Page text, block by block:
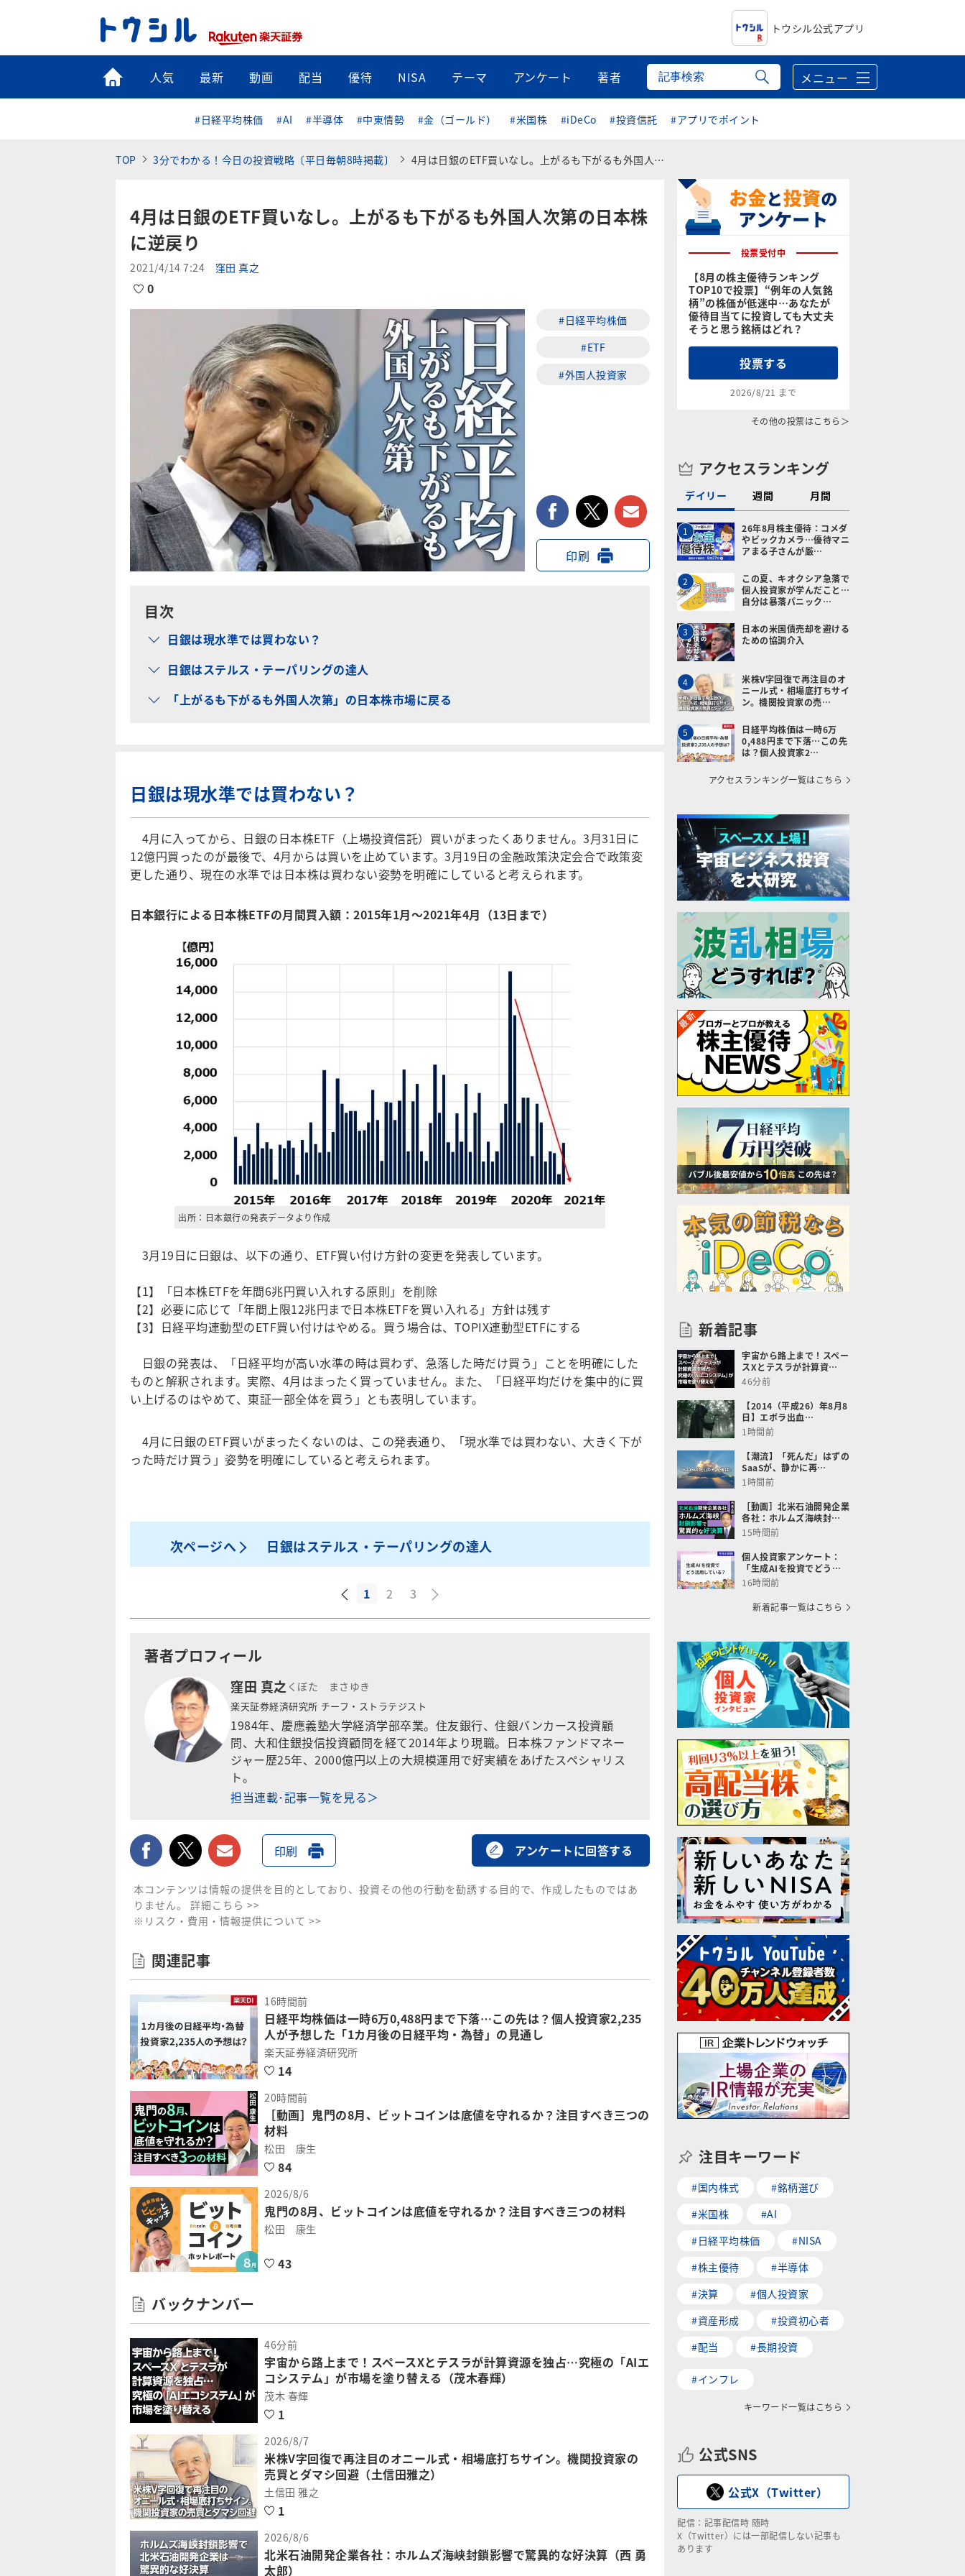
トウシル公式アプリ
トップ
人気 最新 動画 配当 優待 NISA テーマ アンケート 著者 メニュー
#日経平均株価 #AI #半導体 #中東情勢 #金（ゴールド） #米国株 #iDeCo #投資信託 #アプリでポイント
TOP 3分でわかる！今日の投資戦略〔平日毎朝8時掲載〕 4月は日銀のETF買いなし。上がるも下がるも外国人次第の日本株に逆戻り
4月は日銀のETF買いなし。上がるも下がるも外国人次第の日本株
に逆戻り
2021/4/14 7:24 窪田 真之
0
#日経平均株価
#ETF
#外国人投資家
facebooktwitter メールで送る
印刷
目次
日銀は現水準では買わない？
日銀はステルス・テーパリングの達人
「上がるも下がるも外国人次第」の日本株市場に戻る
日銀は現水準では買わない？
4月に入ってから、日銀の日本株ETF（上場投資信託）買いがまったくありません。3月31日に
12億円買ったのが最後で、4月からは買いを止めています。3月19日の金融政策決定会合で政策変
更した通り、現在の水準では日本株は買わない姿勢を明確にしていると考えられます。
日本銀行による日本株ETFの月間買入額：2015年1月～2021年4月（13日まで）
出所：日本銀行の発表データより作成
3月19日に日銀は、以下の通り、ETF買い付け方針の変更を発表しています。
【1】「日本株ETFを年間6兆円買い入れする原則」を削除
【2】必要に応じて「年間上限12兆円まで日本株ETFを買い入れる」方針は残す
【3】日経平均連動型のETF買い付けはやめる。買う場合は、TOPIX連動型ETFにする
日銀の発表は、「日経平均が高い水準の時は買わず、急落した時だけ買う」ことを明確にした
ものと解釈されます。実際、4月はまったく買っていません。また、「日経平均だけを集中的に買
い上げるのはやめて、東証一部全体を買う」とも表明しています。
4月に日銀のETF買いがまったくないのは、この発表通り、「現水準では買わない、大きく下が
った時だけ買う」姿勢を明確にしていると考えられます。
次ページへ 日銀はステルス・テーパリングの達人
1 2 3
著者プロフィール
窪田 真之 くぼた まさゆき
楽天証券経済研究所 チーフ・ストラテジスト
1984年、慶應義塾大学経済学部卒業。住友銀行、住銀バンカース投資顧
問、大和住銀投信投資顧問を経て2014年より現職。日本株ファンドマネー
ジャー歴25年、2000億円以上の大規模運用で好実績をあげたスペシャリス
ト。
担当連載･記事一覧を見る＞
facebooktwitter メールで送る
印刷 アンケートに回答する
本コンテンツは情報の提供を目的としており、投資その他の行動を勧誘する目的で、作成したものではあ
りません。 詳細こちら >>
※リスク・費用・情報提供について >>
関連記事
16時間前
日経平均株価は一時6万0,488円まで下落…この先は？個人投資家2,235
人が予想した「1カ月後の日経平均・為替」の見通し
楽天証券経済研究所
14
20時間前
［動画］鬼門の8月、ビットコインは底値を守れるか？注目すべき三つの
材料
松田 康生
84
2026/8/6
鬼門の8月、ビットコインは底値を守れるか？注目すべき三つの材料
松田 康生
43
バックナンバー
46分前
宇宙から路上まで！スペースXとテスラが計算資源を独占…究極の「AIエ
コシステム」が市場を塗り替える（茂木春輝）
茂木 春輝
1
2026/8/7
米株V字回復で再注目のオニール式・相場底打ちサイン。機関投資家の
売買とダマシ回避（土信田雅之）
土信田 雅之
1
2026/8/6
北米石油開発企業各社：ホルムズ海峡封鎖影響で驚異的な好決算（西 勇
太郎）
投票受付中
【8月の株主優待ランキング
TOP10で投票】“例年の人気銘
柄”の株価が低迷中…あなたが
優待目当てに投資しても大丈夫
そうと思う銘柄はどれ？
投票する
2026/8/21 まで
その他の投票はこちら＞
アクセスランキング
デイリー 週間 月間
1
26年8月株主優待：コメダ
やビックカメラ…優待マニ
アまる子さんが厳…
2
この夏、キオクシア急落で
個人投資家が学んだこと…
自分は暴落パニック…
3
日本の米国債売却を避ける
ための協調介入
4
米株V字回復で再注目のオ
ニール式・相場底打ちサイ
ン。機関投資家の売…
5
日経平均株価は一時6万
0,488円まで下落…この先
は？個人投資家2…
アクセスランキング一覧はこちら
新着記事
宇宙から路上まで！スペー
スXとテスラが計算資…
46分前
【2014（平成26）年8月8
日】エボラ出血…
1時間前
【潮流】「死んだ」はずの
SaaSが、静かに再…
1時間前
［動画］北米石油開発企業
各社：ホルムズ海峡封…
15時間前
個人投資家アンケート：
「生成AIを投資でどう…
16時間前
新着記事一覧はこちら
注目キーワード
#国内株式
#銘柄選び
#米国株
#AI
#日経平均株価
#NISA
#株主優待
#半導体
#決算
#個人投資家
#資産形成
#投資初心者
#配当
#長期投資
#インフレ
キーワード一覧はこちら
公式SNS
公式X（Twitter）
配信：記事配信時 随時
X（Twitter）には一部配信しない記事も
あります